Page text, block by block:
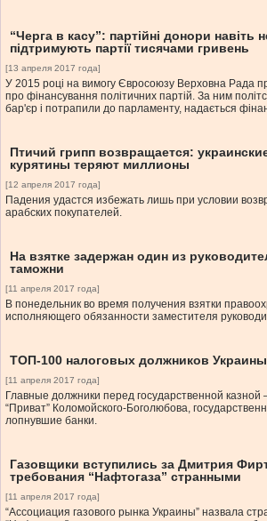
“Черга в касу”: партійні донори навіть
підтримують партії тисячами гривень
[13 апреля 2017 года]
У 2015 році на вимогу Євросоюзу Верховна Рада
про фінансування політичних партій. За ним
бар'єр і потрапили до парламенту, надається
Птичий грипп возвращается:
курятины теряют миллионы
[12 апреля 2017 года]
Падения удастся избежать лишь при условии
арабских покупателей.
На взятке задержан один из
таможни
[11 апреля 2017 года]
В понедельник во время получения взятки
исполняющего обязанности заместителя
ТОП-100 налоговых должников Украины
[11 апреля 2017 года]
Главные должники перед государственной
“Приват” Коломойского-Боголюбова,
лопнувшие банки.
Газовщики вступились за Дмитрия
требования “Нафтогаза” странными
[11 апреля 2017 года]
“Ассоциация газового рынка Украины” назвала